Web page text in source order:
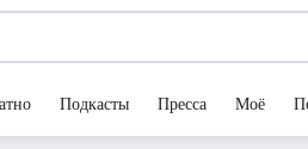
Подкасты Пресса Моё